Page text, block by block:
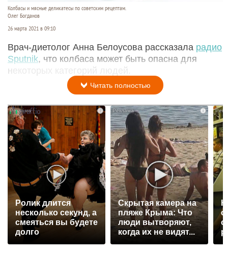
Колбасы и мясные деликатесы по советским рецептам.
Олег Богданов
26 марта 2021 в 09:10
Врач-диетолог Анна Белоусова рассказала радио
Sputnik, что колбаса может быть опасна для
некоторых категорий людей.
Читать полностью
Ролик длится
несколько секунд, а
смеяться вы будете
долго
i
Скрытая камера на
пляже Крыма: Что
люди вытворяют,
когда их не видят...